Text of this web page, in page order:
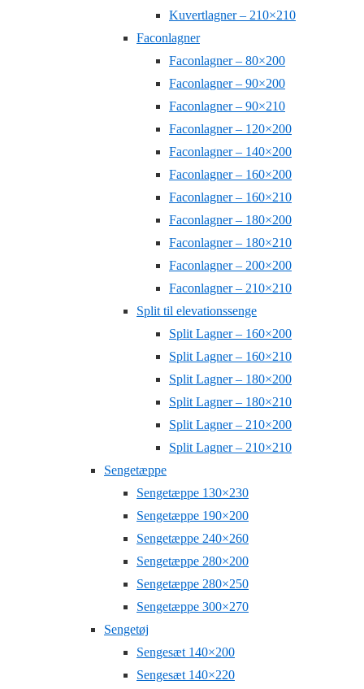
Kuvertlagner – 210×210
Faconlagner
Faconlagner – 80×200
Faconlagner – 90×200
Faconlagner – 90×210
Faconlagner – 120×200
Faconlagner – 140×200
Faconlagner – 160×200
Faconlagner – 160×210
Faconlagner – 180×200
Faconlagner – 180×210
Faconlagner – 200×200
Faconlagner – 210×210
Split til elevationssenge
Split Lagner – 160×200
Split Lagner – 160×210
Split Lagner – 180×200
Split Lagner – 180×210
Split Lagner – 210×200
Split Lagner – 210×210
Sengetæppe
Sengetæppe 130×230
Sengetæppe 190×200
Sengetæppe 240×260
Sengetæppe 280×200
Sengetæppe 280×250
Sengetæppe 300×270
Sengetøj
Sengesæt 140×200
Sengesæt 140×220